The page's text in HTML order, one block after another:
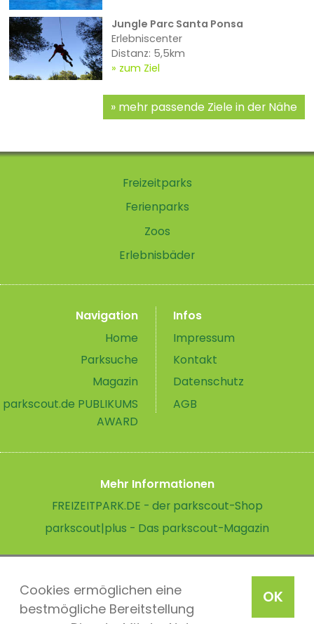
OK
Cookies ermöglichen eine
bestmögliche Bereitstellung
Jungle Parc Santa Ponsa
Erlebniscenter
Distanz: 5,5km
zum Ziel
mehr passende Ziele in der Nähe
Freizeitparks
Ferienparks
Zoos
Erlebnisbäder
Navigation
Home
Parksuche
Magazin
parkscout.de PUBLIKUMS
AWARD
Infos
Impressum
Kontakt
Datenschutz
AGB
Mehr Informationen
FREIZEITPARK.DE - der parkscout-Shop
parkscout|plus - Das parkscout-Magazin